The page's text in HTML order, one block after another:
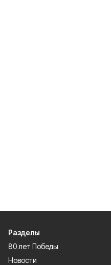
Разделы
80 лет Победы
Новости